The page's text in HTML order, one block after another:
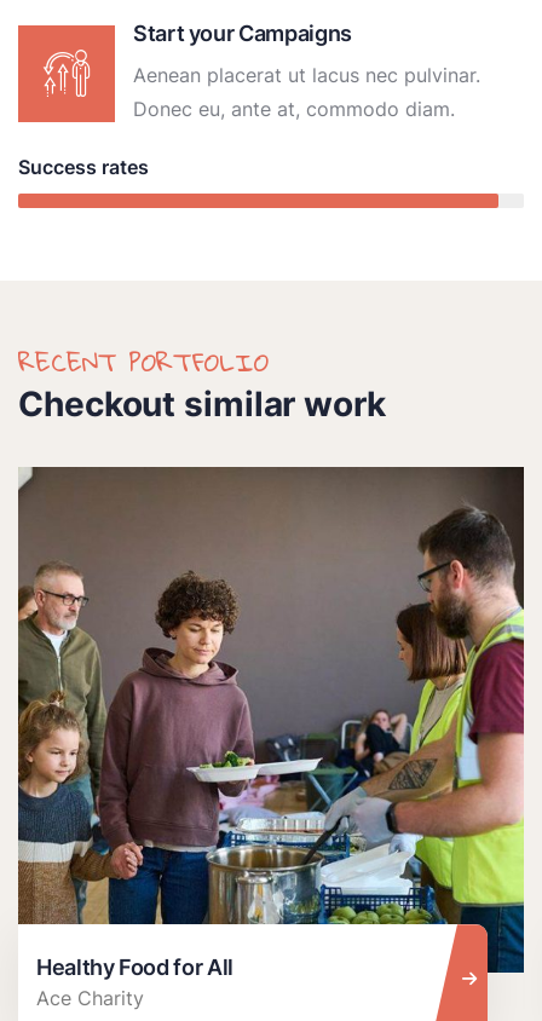
Start your Campaigns
Aenean placerat ut lacus nec pulvinar.
Donec eu, ante at, commodo diam.
Success rates
RECENT PORTFOLIO
Checkout similar work
Healthy Food for All
Ace Charity